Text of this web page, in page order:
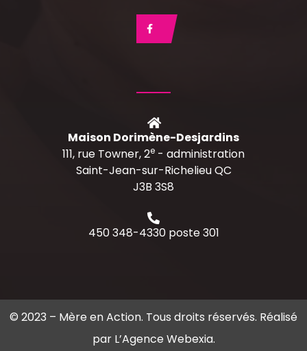
Maison Dorimène-Desjardins
111, rue Towner, 2e - administration
Saint-Jean-sur-Richelieu QC
J3B 3S8
450 348-4330 poste 301
© 2023 – Mère en Action. Tous droits réservés. Réalisé
par L’Agence Webexia.